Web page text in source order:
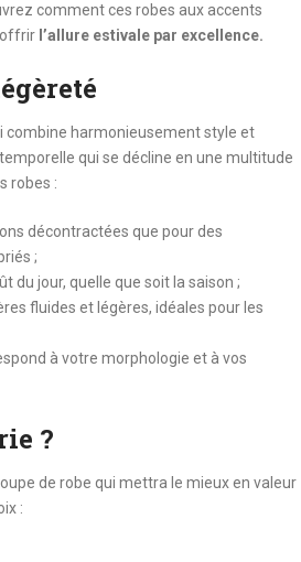
comment ces robes aux accents
offrir l’allure estivale par excellence.
combine harmonieusement style et
qui se décline en une multitude
robes :
décontractées que pour des
;
du jour, quelle que soit la saison ;
fluides et légères, idéales pour les
à votre morphologie et à vos
?
de robe qui mettra le mieux en valeur
: